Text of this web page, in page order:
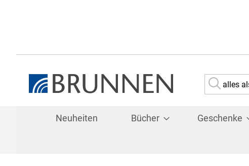
Suche
Neuheiten Bücher Geschenke